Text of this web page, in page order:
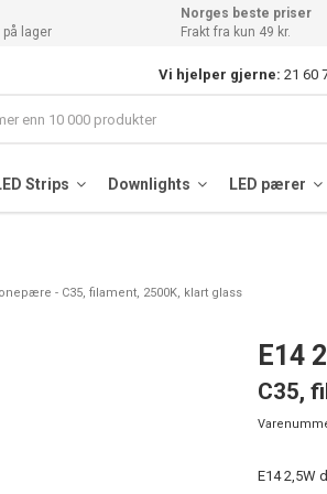
lager
Norges beste priser
Frakt fra kun 49 kr.
Vi hjelper gjerne: 21 60
Strips Downlights LED pærer
- C35, filament, 2500K, klart glass
E14
C35,
E14 2,5W